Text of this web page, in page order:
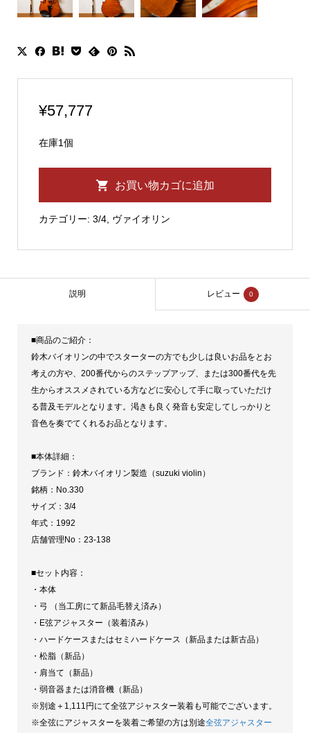
¥57,777
在庫1個
キ
ン
1992
個
お買い物カゴに追加
カテゴリー: 3/4, ヴァイオリン
説明 レビュー 0
■商品のご紹介：
鈴木バイオリンの中でスターターの方でも少しは良いお品をとお
考えの方や、200番代からのステップアップ、または300番代を先
生からオススメされている方などに安心して手に取っていただけ
る普及モデルとなります。渇きも良く発音も安定してしっかりと
音色を奏でてくれるお品となります。
■本体詳細：
ブランド：鈴木バイオリン製造（suzuki violin）
銘柄：No.330
サイズ：3/4
年式：1992
店舗管理No：23-138
■セット内容：
・本体
・弓 （当工房にて新品毛替え済み）
・E弦アジャスター（装着済み）
・ハードケースまたはセミハードケース（新品または新古品）
・松脂（新品）
・肩当て（新品）
・弱音器または消音機（新品）
※別途＋1,111円にて全弦アジャスター装着も可能でございます。
※全弦にアジャスターを装着ご希望の方は別途全弦アジャスター